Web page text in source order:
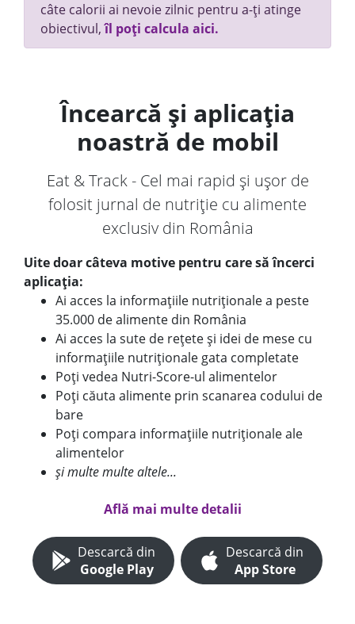
câte calorii ai nevoie zilnic pentru a-ți atinge
obiectivul,îl poți calcula aici.
Încearcă și aplicația
noastră de mobil
Eat & Track - Cel mai rapid și ușor de
folosit jurnal de nutriție cu alimente
exclusiv din România
Uite doar câteva motive pentru care să încerci
aplicația:
Ai acces la informațiile nutriționale a peste
35.000 de alimente din România
Ai acces la sute de rețete și idei de mese cu
informațiile nutriționale gata completate
Poți vedea Nutri-Score-ul alimentelor
Poți căuta alimente prin scanarea codului de
bare
Poți compara informațiile nutriționale ale
alimentelor
și multe multe altele...
Află mai multe detalii
Descarcă din
Google Play
Descarcă din
App Store